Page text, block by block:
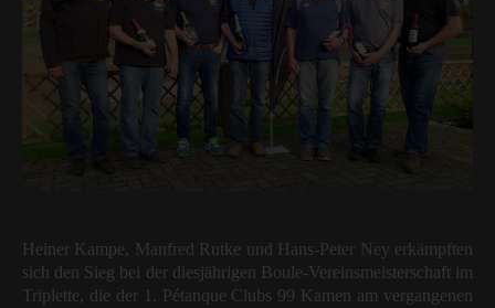
Heiner Kampe, Manfred Rutke und Hans-Peter Ney erkämpften
sich den Sieg bei der diesjährigen Boule-Vereinsmeisterschaft im
Triplette, die der 1. Pétanque Clubs 99 Kamen am vergangenen